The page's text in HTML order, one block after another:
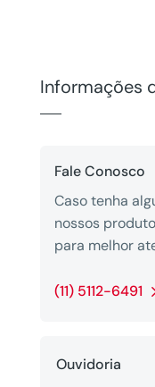
Informações
Fale Conosco
Caso tenha
nossos
para melhor
(11) 5112-6491
Ouvidoria